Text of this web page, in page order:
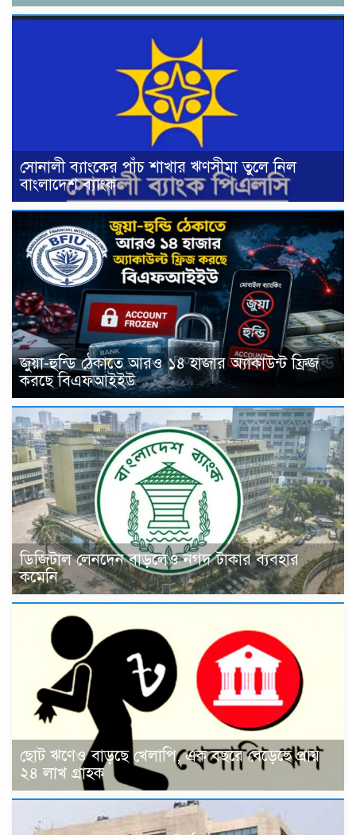
সোনালী ব্যাংকের পাঁচ শাখার ঋণসীমা তুলে নিল
বাংলাদেশ ব্যাংক
জুয়া-হুন্ডি ঠেকাতে আরও ১৪ হাজার অ্যাকাউন্ট ফ্রিজ
করছে বিএফআইইউ
ডিজিটাল লেনদেন বাড়লেও নগদ টাকার ব্যবহার
কমেনি
ছোট ঋণেও বাড়ছে খেলাপি, এক বছরে বেড়েছে প্রায়
২৪ লাখ গ্রাহক